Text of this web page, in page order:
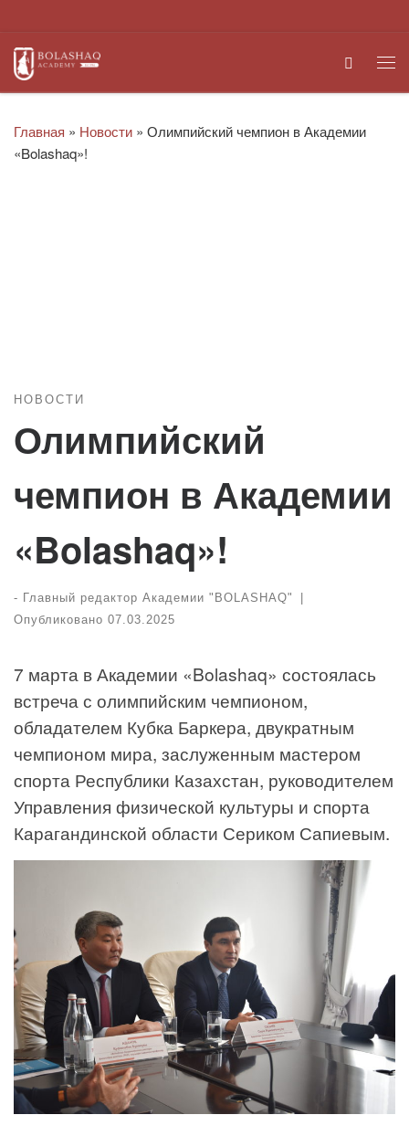
Search
Главная » Новости » Олимпийский чемпион в Академии
«Bolashaq»!
НОВОСТИ
Олимпийский
чемпион в Академии
«Bolashaq»!
- Главный редактор Академии "BOLASHAQ"
|
Опубликовано 07.03.2025
7 марта в Академии «Bolashaq» состоялась
встреча с олимпийским чемпионом,
обладателем Кубка Баркера, двукратным
чемпионом мира, заслуженным мастером
спорта Республики Казахстан, руководителем
Управления физической культуры и спорта
Карагандинской области Сериком Сапиевым.